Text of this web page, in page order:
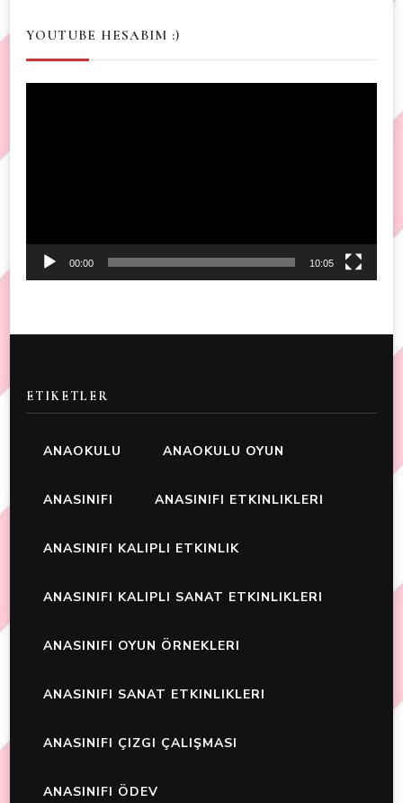
YOUTUBE HESABIM :)
00:00 10:05
ETIKETLER
ANAOKULU ANAOKULU OYUN
ANASINIFI ANASINIFI ETKINLIKLERI
ANASINIFI KALIPLI ETKINLIK
ANASINIFI KALIPLI SANAT ETKINLIKLERI
ANASINIFI OYUN ÖRNEKLERI
ANASINIFI SANAT ETKINLIKLERI
ANASINIFI ÇIZGI ÇALIŞMASI
ANASINIFI ÖDEV